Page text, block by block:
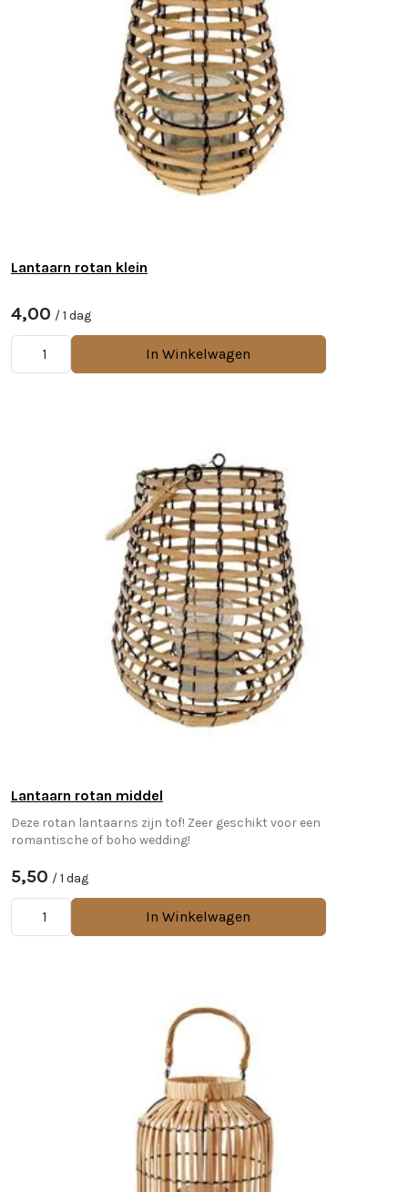
Lantaarn rotan klein
4,00 / 1 dag
In Winkelwagen
Lantaarn rotan middel
Deze rotan lantaarns zijn tof! Zeer geschikt voor een
romantische of boho wedding!
5,50 / 1 dag
In Winkelwagen